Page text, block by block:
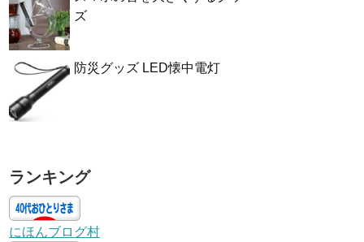
ズ
防災グッズ LED懐中電灯
ランキング
にほんブログ村